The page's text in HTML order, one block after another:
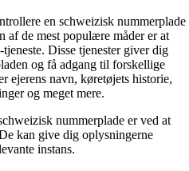
en schweizisk nummerplade
af de mest populære måder er at
Disse tjenester giver dig
og få adgang til forskellige
ejerens navn, køretøjets historie,
og meget mere.
nummerplade er ved at
kan give dig oplysningerne
instans.